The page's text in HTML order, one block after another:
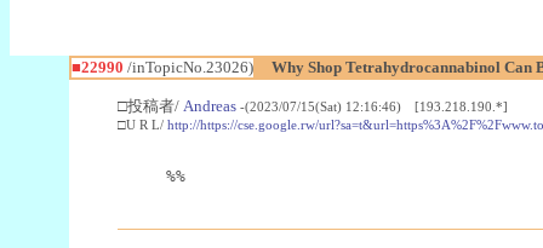
■22990 /inTopicNo.23026) Why Shop Tetrahydrocannabinol Can
□投稿者/ Andreas -(2023/07/15(Sat) 12:16:46) [193.218.190.*]
□U R L/ http://https://cse.google.rw/
%%